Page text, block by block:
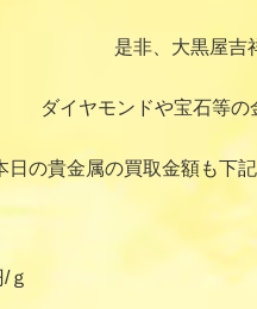
是非、大黒屋吉
ダイヤモンドや宝石等
日の貴金属の買取金額も下
ｇ